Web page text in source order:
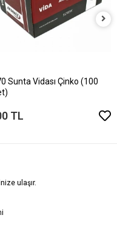
Sunta Vidası Çinko (100
TL
ulaşır.